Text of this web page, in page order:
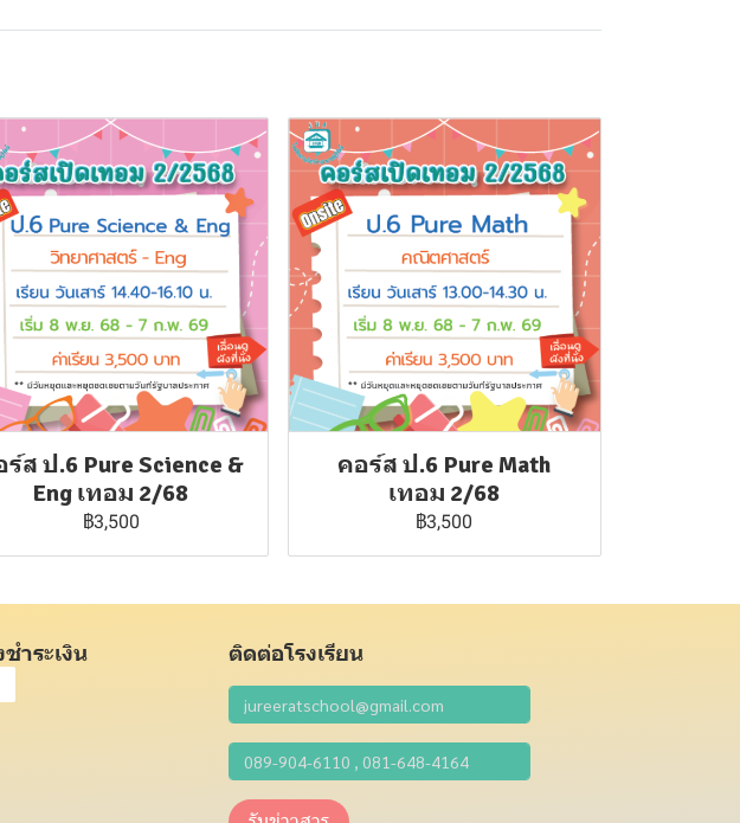
ส ป.6 Pure Science &
Eng เทอม 2/68
฿3,500
คอร์ส ป.6 Pure Math
เทอม 2/68
฿3,500
ำระเงิน ติดต่อโรงเรียน